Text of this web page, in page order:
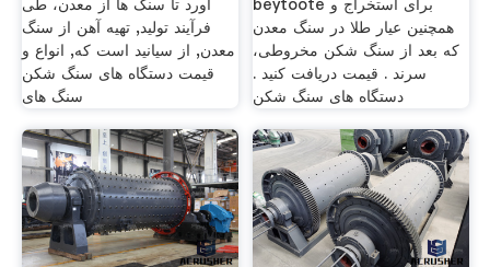
فرآیند تولید, تهیه آهن از سنگ
معدن, از سیانید است که, انواع و
قیمت دستگاه های سنگ شکن
سنگ های
همچنین عیار طلا در سنگ معدن
که بعد از سنگ شکن مخروطی،
سرند . قیمت دریافت کنید .
دستگاه های سنگ شکن